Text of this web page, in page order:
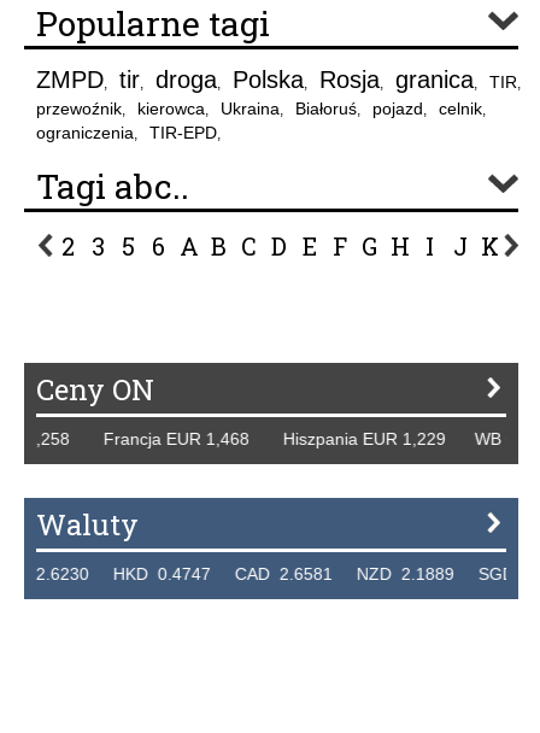
Popularne tagi
ZMPD, tir, droga, Polska, Rosja, granica, TIR,
przewoźnik, kierowca, Ukraina, Białoruś, pojazd, celnik,
ograniczenia, TIR-EPD,
Tagi abc..
2 3 5 6 A B C D E F G H I J K L
Ceny ON
1,258 Francja EUR 1,468 Hiszpania EUR 1,229 WB
Waluty
HKD 0.4747 CAD 2.6581 NZD 2.1889 SGD